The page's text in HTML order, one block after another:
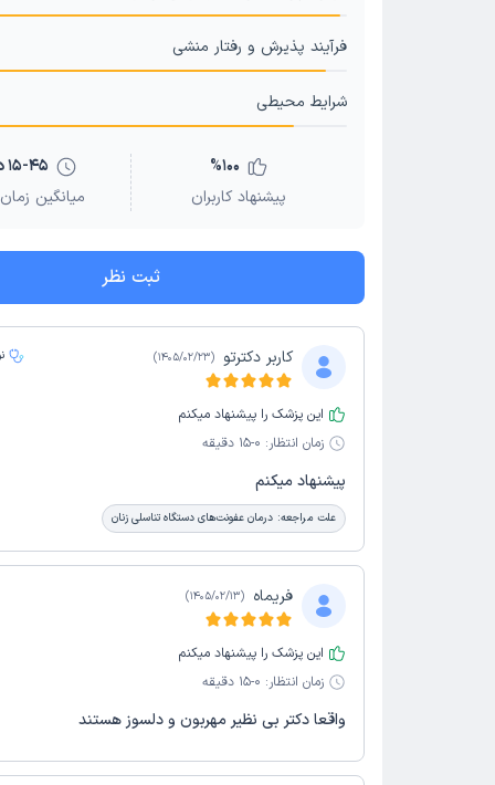
فرآیند پذیرش و رفتار منشی
شرایط محیطی
%100
پیشنهاد کاربران
15-45 دقیقه
میانگین زمان
ثبت نظر
کاربر دکترتو (
1405/02/23
)
این پزشک را پیشنهاد میکنم
زمان انتظار: 0-15 دقیقه
‌پیشنهاد میکنم
علت مراجعه: درمان عفونت‌های دستگاه تناسلی زنان
فریماه (
1405/02/13
)
این پزشک را پیشنهاد میکنم
زمان انتظار: 0-15 دقیقه
واقعا دکتر بی نظیر مهربون و دلسوز هستند